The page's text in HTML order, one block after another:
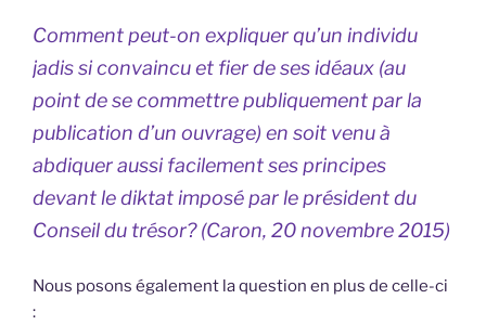
Comment peut-on expliquer qu’un individu
jadis si convaincu et fier de ses idéaux (au
point de se commettre publiquement par la
publication d’un ouvrage) en soit venu à
abdiquer aussi facilement ses principes
devant le diktat imposé par le président du
Conseil du trésor? (Caron, 20 novembre 2015)
Nous posons également la question en plus de celle-ci
: